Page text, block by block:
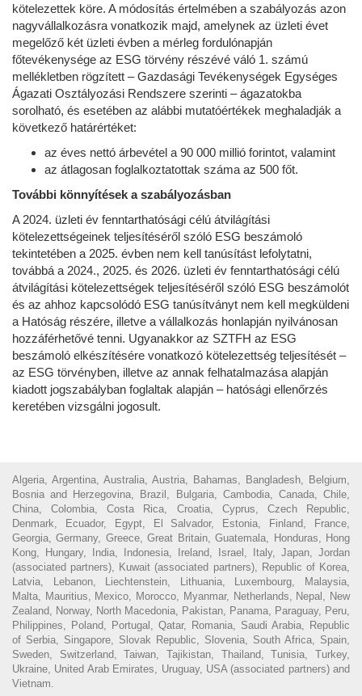
kötelezettek köre. A módosítás értelmében a szabályozás azon
nagyvállalkozásra vonatkozik majd, amelynek az üzleti évet
megelőző két üzleti évben a mérleg fordulónapján
főtevékenysége az ESG törvény részévé váló 1. számú
mellékletben rögzített – Gazdasági Tevékenységek Egységes
Ágazati Osztályozási Rendszere szerinti – ágazatokba
sorolható, és esetében az alábbi mutatóértékek meghaladják a
következő határértéket:
az éves nettó árbevétel a 90 000 millió forintot, valamint
az átlagosan foglalkoztatottak száma az 500 főt.
További könnyítések a szabályozásban
A 2024. üzleti év fenntarthatósági célú átvilágítási
kötelezettségeinek teljesítéséről szóló ESG beszámoló
tekintetében a 2025. évben nem kell tanúsítást lefolytatni,
továbbá a 2024., 2025. és 2026. üzleti év fenntarthatósági célú
átvilágítási kötelezettségek teljesítéséről szóló ESG beszámolót
és az ahhoz kapcsolódó ESG tanúsítványt nem kell megküldeni
a Hatóság részére, illetve a vállalkozás honlapján nyilvánosan
hozzáférhetővé tenni. Ugyanakkor az SZTFH az ESG
beszámoló elkészítésére vonatkozó kötelezettség teljesítését –
az ESG törvényben, illetve az annak felhatalmazása alapján
kiadott jogszabályban foglaltak alapján – hatósági ellenőrzés
keretében vizsgálni jogosult.
Algeria, Argentina, Australia, Austria, Bahamas, Bangladesh, Belgium,
Bosnia and Herzegovina, Brazil, Bulgaria, Cambodia, Canada, Chile,
China, Colombia, Costa Rica, Croatia, Cyprus, Czech Republic,
Denmark, Ecuador, Egypt, El Salvador, Estonia, Finland, France,
Georgia, Germany, Greece, Great Britain, Guatemala, Honduras, Hong
Kong, Hungary, India, Indonesia, Ireland, Israel, Italy, Japan, Jordan
(associated partners), Kuwait (associated partners), Republic of Korea,
Latvia, Lebanon, Liechtenstein, Lithuania, Luxembourg, Malaysia,
Malta, Mauritius, Mexico, Morocco, Myanmar, Netherlands, Nepal, New
Zealand, Norway, North Macedonia, Pakistan, Panama, Paraguay, Peru,
Philippines, Poland, Portugal, Qatar, Romania, Saudi Arabia, Republic
of Serbia, Singapore, Slovak Republic, Slovenia, South Africa, Spain,
Sweden, Switzerland, Taiwan, Tajikistan, Thailand, Tunisia, Turkey,
Ukraine, United Arab Emirates, Uruguay, USA (associated partners) and
Vietnam.